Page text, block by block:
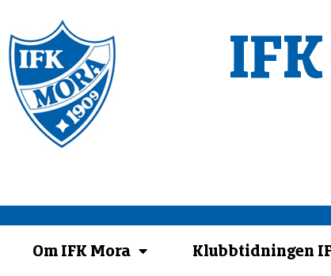
Om IFK Mora Klubbtidningen